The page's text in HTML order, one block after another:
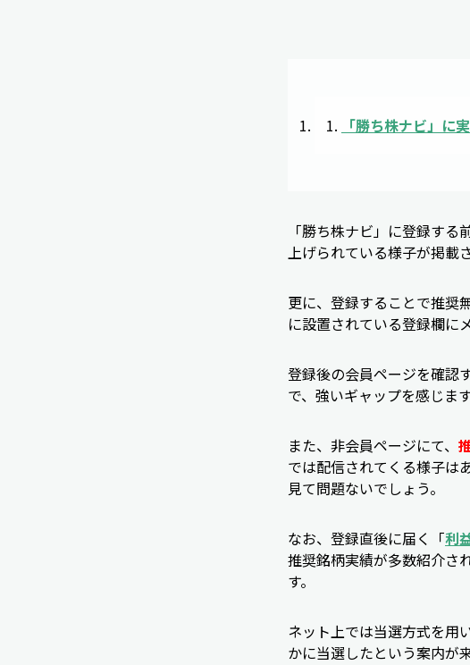
「勝ち株ナビ 」に
「勝ち株ナビ」に登録す
上げられている様子が掲載
更に、登録することで推奨
に設置されている登録欄に
登録後の会員ページを確認
で、強いギャップを感じま
また、非会員ページにて、
では配信されてくる様子は
見て問題ないでしょう。
なお、登録直後に届く「利
推奨銘柄実績が多数紹介さ
す。
ネット上では当選方式を用
かに当選したという案内が